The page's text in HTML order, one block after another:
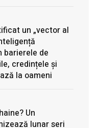
un „vector al
barierele de
credințele și
la oameni
Un
lunar seri